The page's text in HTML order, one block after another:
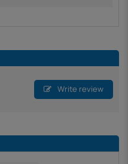
Write review